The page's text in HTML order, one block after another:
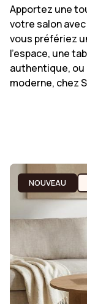
Apportez une
votre salon
vous préfériez
l’espace, une
authentique, ou
moderne, chez
NOUVEAU